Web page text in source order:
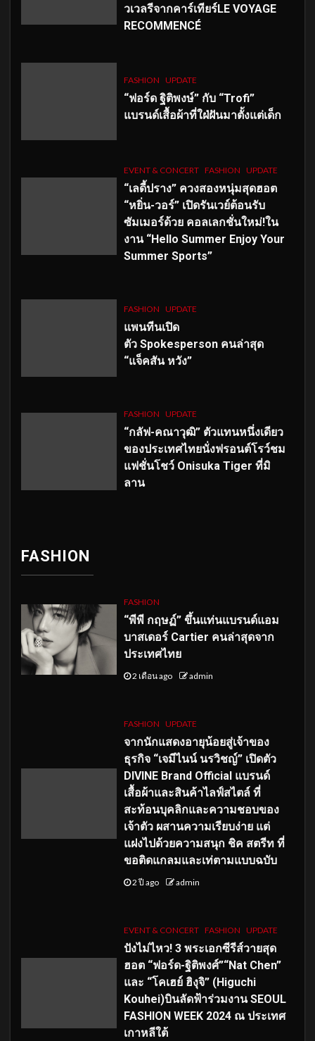
วเวลรีจากคาร์เทียร์LE VOYAGE
RECOMMENCÉ
FASHION UPDATE
“ฟอร์ด ฐิติพงษ์” กับ “Trofi”
แบรนด์เสื้อผ้าที่ใฝ่ฝันมาตั้งแต่เด็ก
EVENT & CONCERT FASHION UPDATE
“เลดี้ปราง” ควงสองหนุ่มสุดฮอต
“หยิ่น-วอร์” เปิดรันเวย์ต้อนรับ
ซัมเมอร์ด้วย คอลเลกชั่นใหม่!ใน
งาน “Hello Summer Enjoy Your
Summer Sports”
FASHION UPDATE
แพนทีนเปิด
ตัว Spokesperson คนล่าสุด
“แจ็คสัน หวัง”
FASHION UPDATE
“กลัฟ-คณาวุฒิ” ตัวแทนหนึ่งเดียว
ของประเทศไทยนั่งฟรอนต์โรว์ชม
แฟชั่นโชว์ Onisuka Tiger ที่มิ
ลาน
FASHION
FASHION
“พีพี กฤษฏ์” ขึ้นแท่นแบรนด์แอม
บาสเดอร์ Cartier คนล่าสุดจาก
ประเทศไทย
2 เดือน ago admin
FASHION UPDATE
จากนักแสดงอายุน้อยสู่เจ้าของ
ธุรกิจ “เจมีไนน์ นรวิชญ์” เปิดตัว
DIVINE Brand Official แบรนด์
เสื้อผ้าและสินค้าไลฟ์สไตล์ ที่
สะท้อนบุคลิกและความชอบของ
เจ้าตัว ผสานความเรียบง่าย แต่
แฝงไปด้วยความสนุก ชิค สตรีท ที่
ขอติดแกลมและเท่ตามแบบฉบับ
2 ปี ago admin
EVENT & CONCERT FASHION UPDATE
ปังไม่ไหว! 3 พระเอกซีรีส์วายสุด
ฮอต “ฟอร์ด-ฐิติพงศ์”“Nat Chen”
และ “โคเฮย์ ฮิงุจิ” (Higuchi
Kouhei)บินลัดฟ้าร่วมงาน SEOUL
FASHION WEEK 2024 ณ ประเทศ
เกาหลีใต้